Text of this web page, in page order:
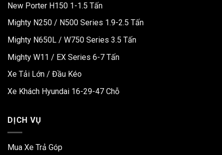
New Porter H150 1-1.5 Tấn
Mighty N250 / N500 Series 1.9-2.5 Tấn
Mighty N650L / W750 Series 3.5 Tấn
Mighty W11 / EX Series 6-7 Tấn
Xe Tải Lớn / Đầu Kéo
Xe Khách Hyundai 16-29-47 Chỗ
DỊCH VỤ
Mua Xe Trả Góp